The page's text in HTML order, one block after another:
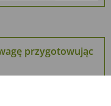
przygotowując